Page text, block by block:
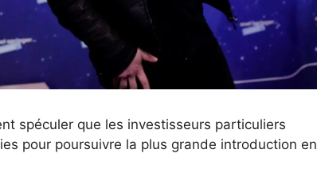
spéculer que les investisseurs particuliers
pour poursuivre la plus grande introduction en